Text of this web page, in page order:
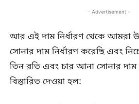
- Advertisement -
আর এই দাম নির্ধারণ থেকে আমরা
সোনার দাম নির্ধারণ করেছি এবং
তিন রতি এবং চার আনা সোনার
বিস্তারিত দেওয়া হল: